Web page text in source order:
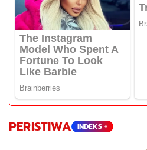
PERISTIWA INDEKS +